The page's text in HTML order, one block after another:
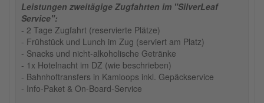
Leistungen zweitägige Zugfahrten im "SilverLeaf
Service":
- 2 Tage Zugfahrt (reservierte Plätze)
- Frühstück und Lunch im Zug (serviert am Platz)
- Snacks und nicht-alkoholische Getränke
- 1x Hotelnacht im DZ (wie beschrieben)
- Bahnhoftransfers in Kamloops inkl. Gepäckservice
- Info-Paket & On-Board-Service